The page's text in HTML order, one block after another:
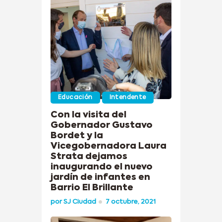
Educación Intendente
Con la visita del
Gobernador Gustavo
Bordet y la
Vicegobernadora Laura
Strata dejamos
inaugurando el nuevo
jardín de infantes en
Barrio El Brillante
porSJ Ciudad 7 octubre, 2021